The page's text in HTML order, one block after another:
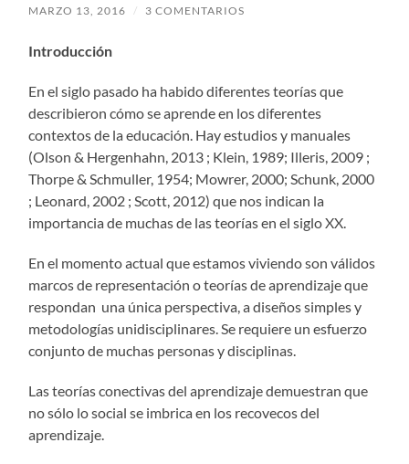
MARZO 13, 2016 / 3 COMENTARIOS
Introducción
En el siglo pasado ha habido diferentes teorías que
describieron cómo se aprende en los diferentes
contextos de la educación. Hay estudios y manuales
(Olson & Hergenhahn, 2013 ; Klein, 1989; Illeris, 2009 ;
Thorpe & Schmuller, 1954; Mowrer, 2000; Schunk, 2000
; Leonard, 2002 ; Scott, 2012) que nos indican la
importancia de muchas de las teorías en el siglo XX.
En el momento actual que estamos viviendo son válidos
marcos de representación o teorías de aprendizaje que
respondan una única perspectiva, a diseños simples y
metodologías unidisciplinares. Se requiere un esfuerzo
conjunto de muchas personas y disciplinas.
Las teorías conectivas del aprendizaje demuestran que
no sólo lo social se imbrica en los recovecos del
aprendizaje.